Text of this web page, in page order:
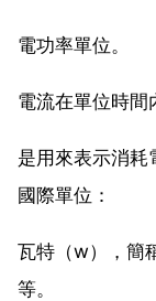
電功率單位。
電流在單位時間
是用來表示消耗
國際單位：
瓦特（w），簡
等。